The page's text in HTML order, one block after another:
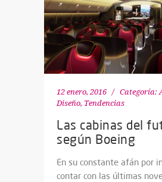
12 enero, 2016 Categoría:
Diseño, Tendencias
Las cabinas del
según Boeing
En su constante afán por
contar con las últimas